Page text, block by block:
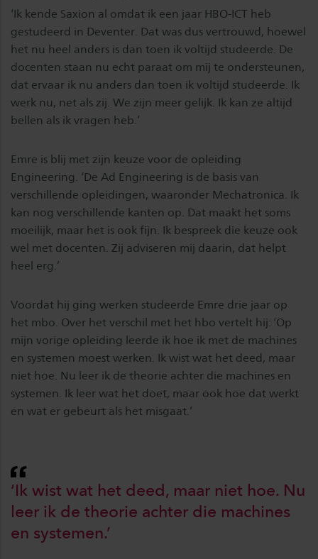
‘Ik kende Saxion al omdat ik een jaar HBO-ICT heb
gestudeerd in Deventer. Dat was dus vertrouwd, hoewel
het nu heel anders is dan toen ik voltijd studeerde. De
docenten staan nu echt paraat om mij te ondersteunen,
dat ervaar ik nu anders dan toen ik voltijd studeerde. Ik
werk nu, net als zij. We zijn meer gelijk. Ik kan ze altijd
bellen als ik vragen heb.’
Emre is blij met zijn keuze voor de opleiding
Engineering. ‘De Ad Engineering is de basis van
verschillende opleidingen, waaronder Mechatronica. Ik
kan nog verschillende kanten op. Dat maakt het soms
moeilijk, maar het is ook fijn. Ik bespreek die keuze ook
wel met docenten. Zij adviseren mij daarin, dat helpt
heel erg.’
Voordat hij ging werken studeerde Emre drie jaar op
het mbo. Over het verschil met het hbo vertelt hij: ‘Op
mijn vorige opleiding leerde ik hoe ik met de machines
en systemen moest werken. Ik wist wat het deed, maar
niet hoe. Nu leer ik de theorie achter die machines en
systemen. Ik leer wat het doet, maar ook hoe dat werkt
en wat er gebeurt als het misgaat.’
‘Ik wist wat het deed, maar niet hoe. Nu
leer ik de theorie achter die machines
en systemen.’